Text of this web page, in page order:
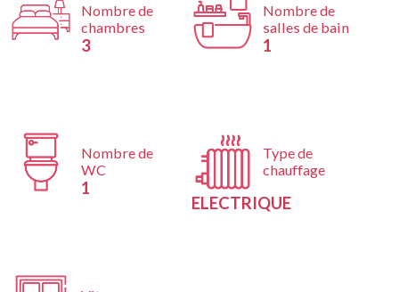
Nombre de
chambres
3
Nombre de
salles de bain
1
Nombre de
WC
1
Type de
chauffage
ELECTRIQUE